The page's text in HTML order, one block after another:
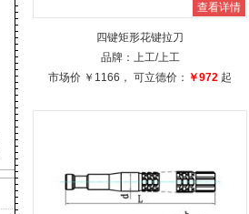
查看详情
四键矩形花键拉刀
品牌： 上工/上工
市场价 ￥1166 ， 可立德价： ￥972 起